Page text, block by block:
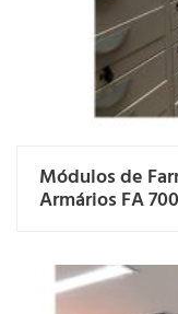
Módulos de
Armários FA